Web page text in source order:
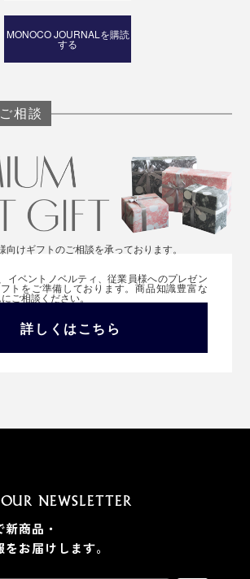
フレッシュベリーの甘い余韻
MONOCO JOURNALを購読
する
相談
向けギフトのご相談を承っております。
イベントノベルティ、従業員様へのプレゼン
トをご準備しております。商品知識豊富な
ご相談ください。
詳しくはこちら
NEWSLETTER
商品・
お届けします。